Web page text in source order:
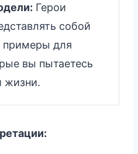
Герои
собой
примеры для
вы пытаетесь
жизни.